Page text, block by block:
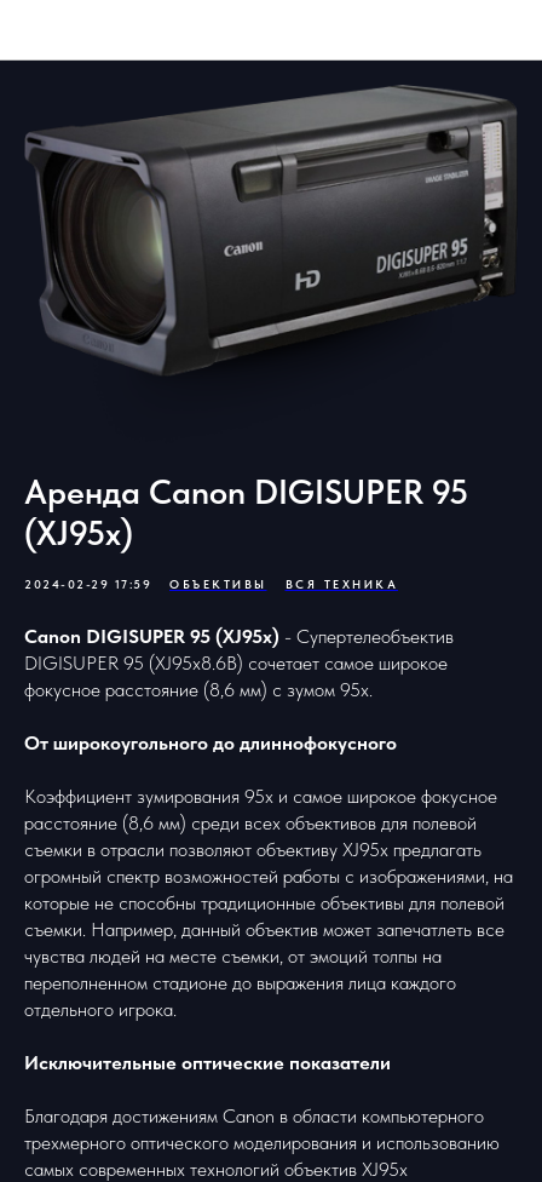
Аренда Canon DIGISUPER 95
(XJ95x)
2024-02-29 17:59 ОБЪЕКТИВЫ ВСЯ ТЕХНИКА
Canon DIGISUPER 95 (XJ95x) - Супертелеобъектив
DIGISUPER 95 (XJ95x8.6B) сочетает самое широкое
фокусное расстояние (8,6 мм) с зумом 95x.
От широкоугольного до длиннофокусного
Коэффициент зумирования 95x и самое широкое фокусное
расстояние (8,6 мм) среди всех объективов для полевой
съемки в отрасли позволяют объективу XJ95x предлагать
огромный спектр возможностей работы с изображениями, на
которые не способны традиционные объективы для полевой
съемки. Например, данный объектив может запечатлеть все
чувства людей на месте съемки, от эмоций толпы на
переполненном стадионе до выражения лица каждого
отдельного игрока.
Исключительные оптические показатели
Благодаря достижениям Canon в области компьютерного
трехмерного оптического моделирования и использованию
самых современных технологий объектив XJ95x